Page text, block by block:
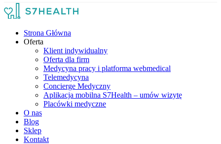
Strona Główna
Oferta
Klient indywidualny
Oferta dla firm
Medycyna pracy i platforma webmedical
Telemedycyna
Concierge Medyczny
Aplikacja mobilna S7Health – umów wizytę
Placówki medyczne
O nas
Blog
Sklep
Kontakt